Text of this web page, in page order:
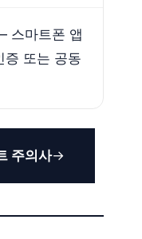
스마트폰 앱
증 또는 공동
주의사